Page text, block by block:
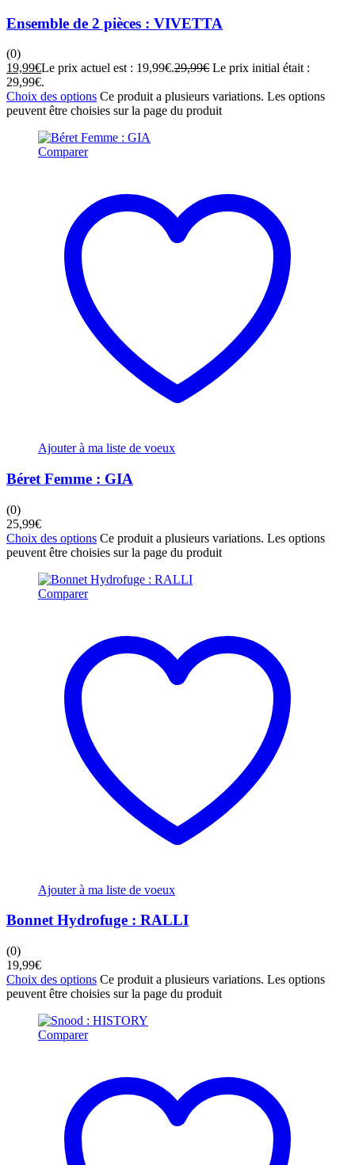
Ensemble de 2 pièces : VIVETTA
(0)
19,99€Le prix actuel est : 19,99€.29,99€ Le prix initial était :
29,99€.
Choix des options Ce produit a plusieurs variations. Les options
peuvent être choisies sur la page du produit
Comparer
Ajouter à ma liste de voeux
Béret Femme : GIA
(0)
25,99€
Choix des options Ce produit a plusieurs variations. Les options
peuvent être choisies sur la page du produit
Comparer
Ajouter à ma liste de voeux
Bonnet Hydrofuge : RALLI
(0)
19,99€
Choix des options Ce produit a plusieurs variations. Les options
peuvent être choisies sur la page du produit
Comparer